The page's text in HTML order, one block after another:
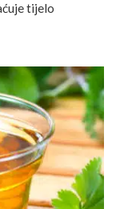
tijelo